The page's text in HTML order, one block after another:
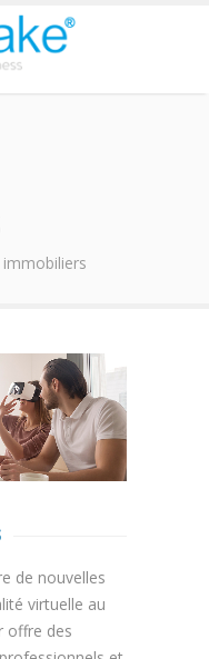
immobiliers
de nouvelles
virtuelle au
offre des